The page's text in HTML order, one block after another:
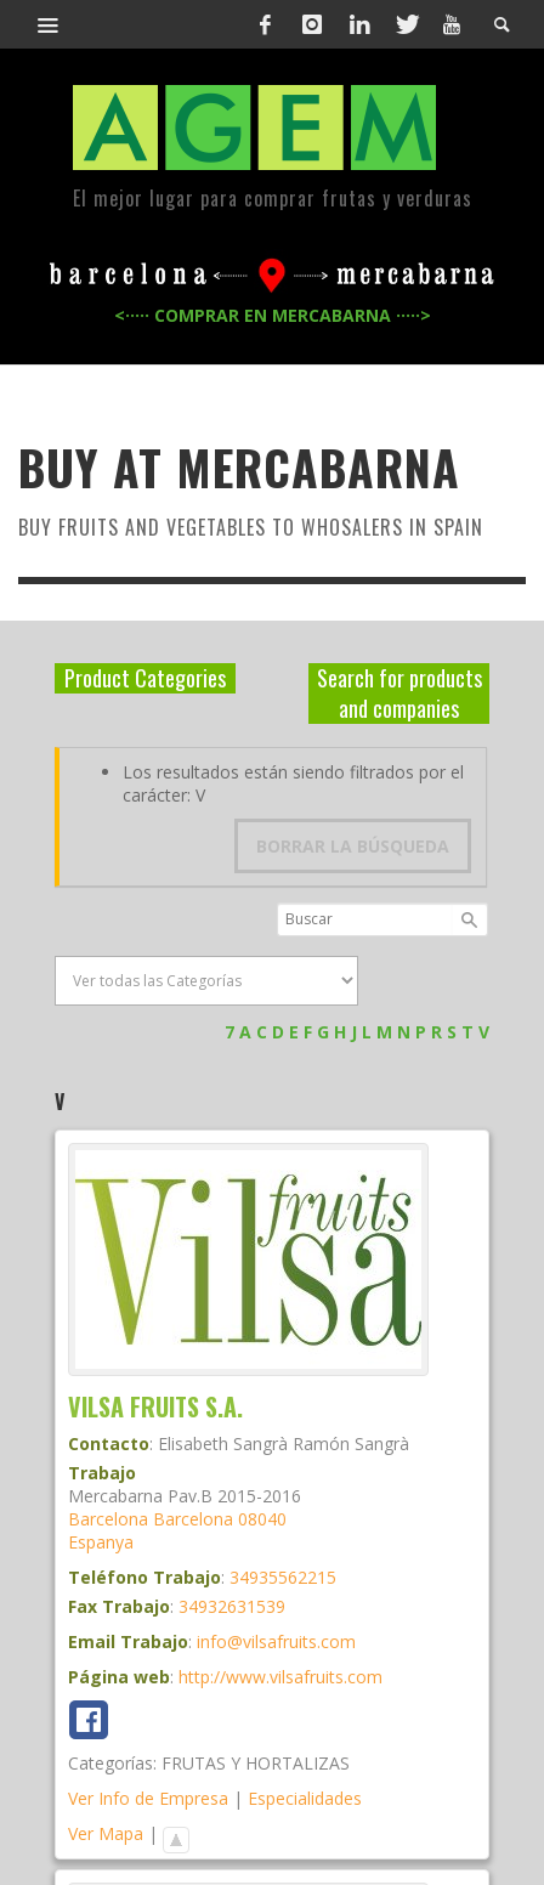
El mejor lugar para comprar frutas y verduras
<····· COMPRAR EN MERCABARNA ·····>
BUY AT MERCABARNA
BUY FRUITS AND VEGETABLES TO WHOSALERS IN SPAIN
Product Categories
Search for products
and companies
Los resultados están siendo filtrados por el
carácter: V
BORRAR LA BÚSQUEDA
7 A C D E F G H J L M N P R S T V
V
VILSA FRUITS S.A.
Contacto: Elisabeth Sangrà Ramón Sangrà
Trabajo
Mercabarna Pav.B 2015-2016
Barcelona Barcelona 08040
Espanya
Teléfono Trabajo: 34935562215
Fax Trabajo: 34932631539
Email Trabajo: info@vilsafruits.com
Página web: http://www.vilsafruits.com
Categorías: FRUTAS Y HORTALIZAS
Ver Info de Empresa | Especialidades
Ver Mapa |